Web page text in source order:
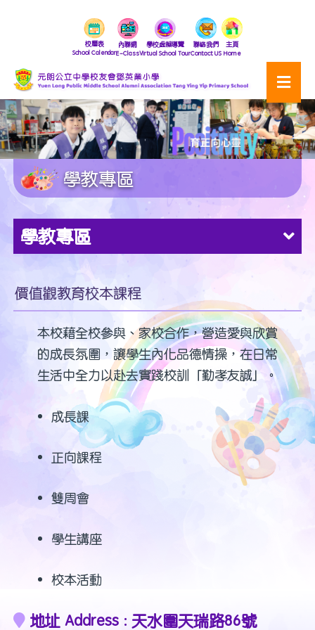
校曆表
School Calendar
內聯網
E-Class
學校虛擬導覽
Virtual School Tour
聯絡我們
Contact US
主頁
Home
學教專區
學教專區
價值觀教育校本課程
本校藉全校參與、家校合作，營造愛與欣賞
的成長氛圍，讓學生內化品德情操，在日常
生活中全力以赴去實踐校訓「勤孝友誠」。
成長課
正向課程
雙周會
學生講座
校本活動
地址 Address : 天水圍天瑞路86號